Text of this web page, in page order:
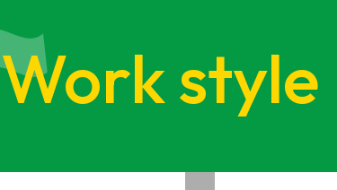
Work style